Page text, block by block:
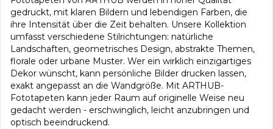
gedruckt, mit klaren Bildern und lebendigen Farben, die
ihre Intensität über die Zeit behalten. Unsere Kollektion
umfasst verschiedene Stilrichtungen: natürliche
Landschaften, geometrisches Design, abstrakte Themen,
florale oder urbane Muster. Wer ein wirklich einzigartiges
Dekor wünscht, kann persönliche Bilder drucken lassen,
exakt angepasst an die Wandgröße. Mit ARTHUB-
Fototapeten kann jeder Raum auf originelle Weise neu
gedacht werden - erschwinglich, leicht anzubringen und
optisch beeindruckend.